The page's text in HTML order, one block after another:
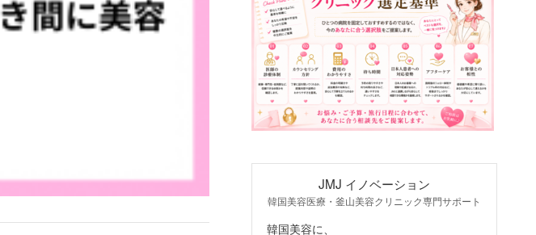
JMJ イノベーション
韓国美容医療・釜山美容クリニック専門サポート
韓国美容に、